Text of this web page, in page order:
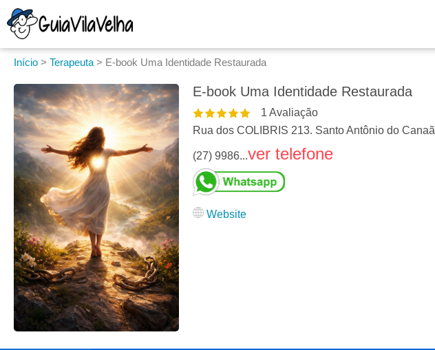
Início > Terapeuta > E-book Uma Identidade Restaurada
E-book Uma Identidade Restaurada
1 Avaliação
Rua dos COLIBRIS 213. Santo Antônio do Canaã
(27) 9986...ver telefone
Website